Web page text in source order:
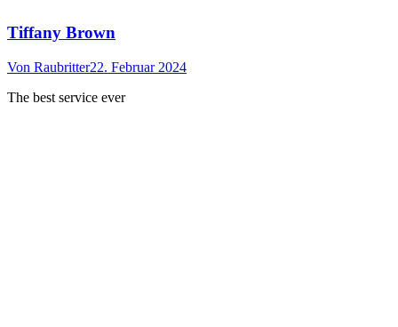
Tiffany Brown
Von Raubritter22. Februar 2024
The best service ever